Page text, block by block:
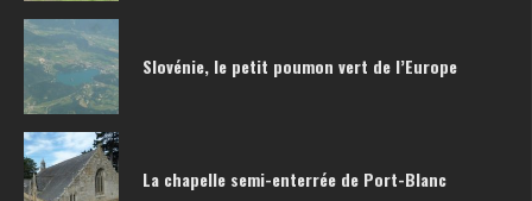
Slovénie, le petit poumon vert de l’Europe
La chapelle semi-enterrée de Port-Blanc